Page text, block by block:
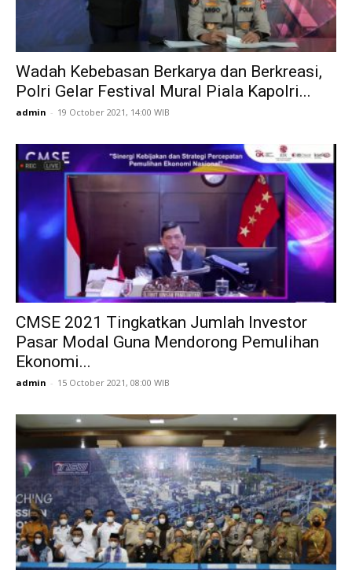
Wadah Kebebasan Berkarya dan Berkreasi,
Polri Gelar Festival Mural Piala Kapolri...
admin - 19 October 2021, 14:00 WIB
CMSE 2021 Tingkatkan Jumlah Investor
Pasar Modal Guna Mendorong Pemulihan
Ekonomi...
admin - 15 October 2021, 08:00 WIB